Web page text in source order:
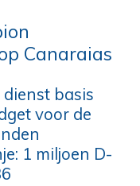
Canaraias
dienst basis
voor de
1 miljoen D-